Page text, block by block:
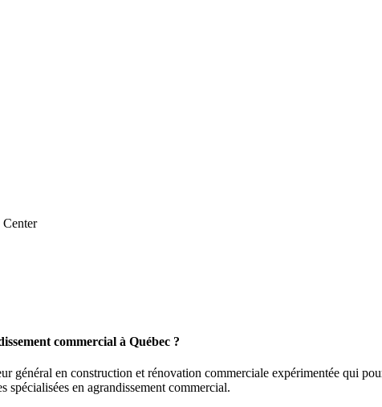
Center
commercial à Québec ?
général en construction et rénovation commerciale expérimentée qui
spécialisées en agrandissement commercial.